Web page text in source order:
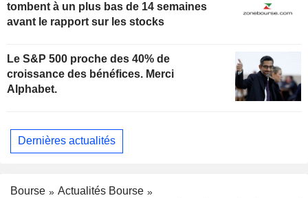
tombent à un plus bas de 14 semaines
avant le rapport sur les stocks
Le S&P 500 proche des 40% de
croissance des bénéfices. Merci
Alphabet.
Dernières actualités
Bourse
Actualités Bourse